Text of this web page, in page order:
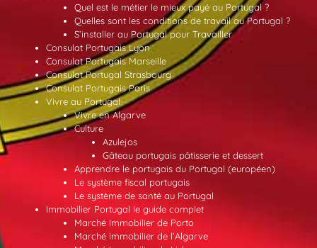
Quel est le métier le mieux payé au Portugal ?
Quelles sont les conditions de travail au Portugal ?
S’installer au Portugal pour Travailler
Consulat Portugais Lyon
Consulat Portugais Marseille
Consulat Portugal Strasbourg
Consulat Portugais Paris
Vivre au Portugal
Vivre en Algarve
Culture
Azulejos
Gâteau portugais pâtisserie et dessert
Apprendre le portugais du Portugal (européen)
Le système fiscal portugais
Le système de santé au Portugal
Immobilier Portugal le guide complet
Marché Immobilier de Porto
Marché immobilier de l’Algarve